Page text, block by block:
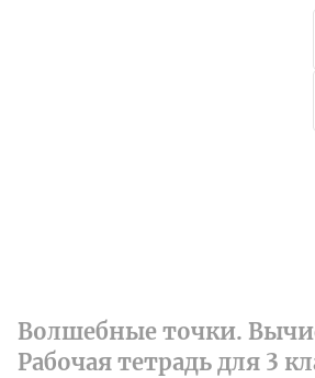
Волшебные точки.
Рабочая тетрадь для 3